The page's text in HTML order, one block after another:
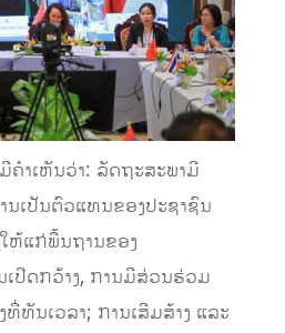
ຄໍາເຫັນວ່າ: ລັດຖະສະພາມີ
ເປັນຕົວແທນຂອງປະຊາຊົນ
ຫ້ແກ່ພື້ນຖານຂອງ
ເປີດກວ້າງ, ການມີສ່ວນຮ່ວມ
ທັນເວລາ; ການເສີມສ້າງ ແລະ